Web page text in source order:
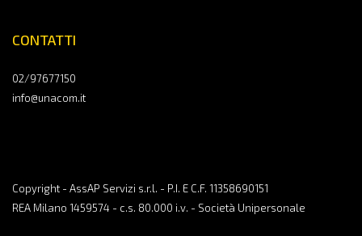
CONTATTI
02/97677150
info@unacom.it
Copyright - AssAP Servizi s.r.l. - P.I. E C.F. 11358690151
REA Milano 1459574 - c.s. 80.000 i.v. - Società Unipersonale